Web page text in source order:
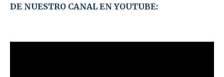
DE NUESTRO CANAL EN YOUTUBE: